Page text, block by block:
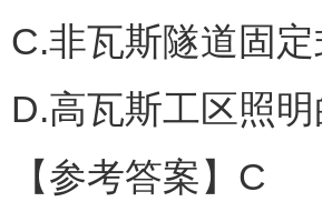
C.非瓦斯隧道固
D.高瓦斯工区照
【参考答案】C